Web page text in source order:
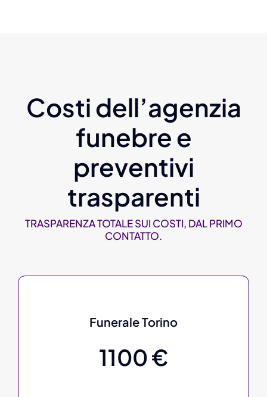
Costi dell’agenzia
funebre e
preventivi
trasparenti
TRASPARENZA TOTALE SUI COSTI, DAL PRIMO
CONTATTO.
Funerale Torino
1100 €